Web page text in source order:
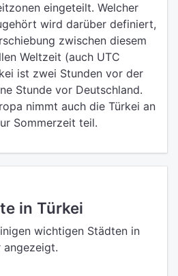
eingeteilt. Welcher
wird darüber definiert,
zwischen diesem
Weltzeit (auch UTC
ist zwei Stunden vor der
Stunde vor Deutschland.
nimmt auch die Türkei an
Sommerzeit teil.
in Türkei
wichtigen Städten in
angezeigt.